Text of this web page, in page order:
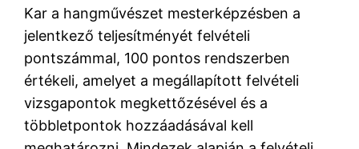
Kar a hangművészet mesterképzésben a
jelentkező teljesítményét felvételi
pontszámmal, 100 pontos rendszerben
értékeli, amelyet a megállapított felvételi
vizsgapontok megkettőzésével és a
többletpontok hozzáadásával kell